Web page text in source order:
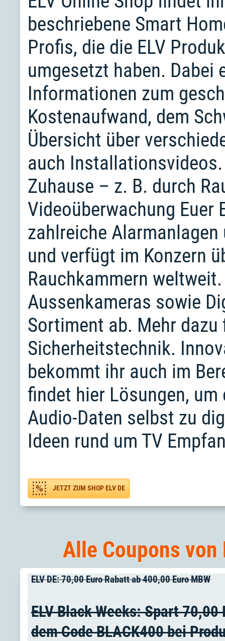
beschriebene Smart
Profis, die die ELV
umgesetzt haben.
Informationen zum
Kostenaufwand, dem
Übersicht über
auch
Zuhause – z. B. durch
Videoüberwachung Euer
zahlreiche
und verfügt im Konzern
Rauchkammern
Aussenkameras sowie
Sortiment ab. Mehr
Sicherheitstechnik.
bekommt ihr auch im
findet hier Lösungen,
Audio-Daten selbst zu
Ideen rund um TV
JETZT ZUM SHOP ELV DE
Alle Coupons von
ELV DE: 70,00 Euro Rabatt ab 400,00 Euro MBW
ELV Black Weeks: Spart
dem Code BLACK400 bei